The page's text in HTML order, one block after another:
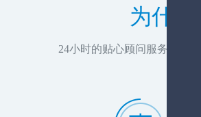
为什
24小时的贴心顾问服务，推